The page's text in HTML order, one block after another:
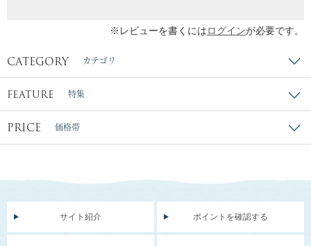
※レビューを書くにはログインが必要です。
CATEGORY カテゴリ
FEATURE 特集
PRICE 価格帯
サイト紹介 ポイントを確認する